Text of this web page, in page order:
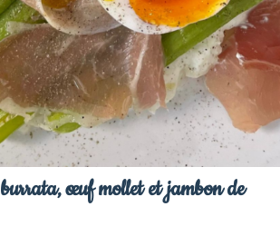
burrata, œuf mollet et jambon de